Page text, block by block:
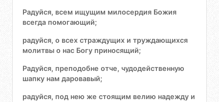
Радуйся, всем ищущим милосердия Божия
всегда помогающий;
радуйся, о всех страждущих и труждающихся
молитвы о нас Богу приносящий;
Радуйся, преподобне отче, чудодейственную
шапку нам даровавый;
радуйся, под нею же стоящим велию надежду и